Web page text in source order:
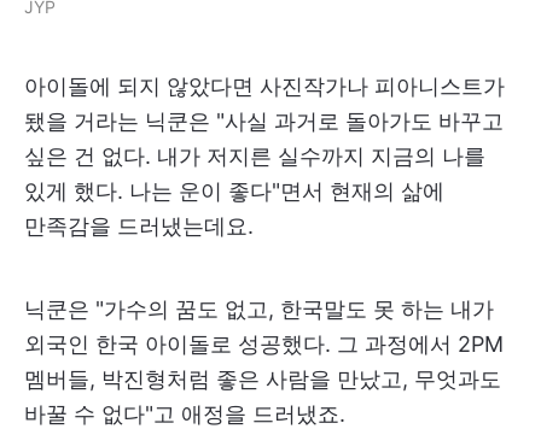
JYP
아이돌에 되지 않았다면 사진작가나 피아니스트가
됐을 거라는 닉쿤은 "사실 과거로 돌아가도 바꾸고
싶은 건 없다. 내가 저지른 실수까지 지금의 나를
있게 했다. 나는 운이 좋다"면서 현재의 삶에
만족감을 드러냈는데요.
닉쿤은 "가수의 꿈도 없고, 한국말도 못 하는 내가
외국인 한국 아이돌로 성공했다. 그 과정에서 2PM
멤버들, 박진형처럼 좋은 사람을 만났고, 무엇과도
바꿀 수 없다"고 애정을 드러냈죠.